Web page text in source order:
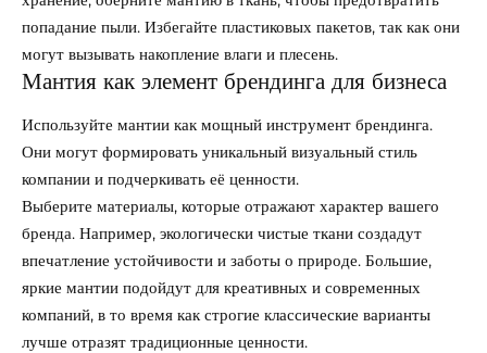
попадание пыли. Избегайте пластиковых пакетов, так как они
могут вызывать накопление влаги и плесень.
Мантия как элемент брендинга для бизнеса
Используйте мантии как мощный инструмент брендинга.
Они могут формировать уникальный визуальный стиль
компании и подчеркивать её ценности.
Выберите материалы, которые отражают характер вашего
бренда. Например, экологически чистые ткани создадут
впечатление устойчивости и заботы о природе. Большие,
яркие мантии подойдут для креативных и современных
компаний, в то время как строгие классические варианты
лучше отразят традиционные ценности.